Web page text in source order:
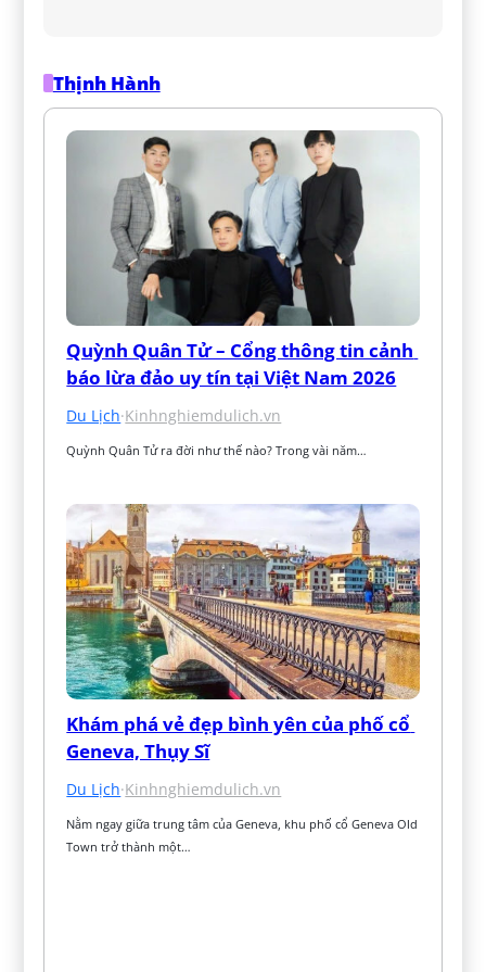
Thịnh Hành
Quỳnh Quân Tử – Cổng thông tin cảnh
báo lừa đảo uy tín tại Việt Nam 2026
Du Lịch·Kinhnghiemdulich.vn
Quỳnh Quân Tử ra đời như thế nào? Trong vài năm…
Khám phá vẻ đẹp bình yên của phố cổ
Geneva, Thụy Sĩ
Du Lịch·Kinhnghiemdulich.vn
Nằm ngay giữa trung tâm của Geneva, khu phố cổ Geneva Old
Town trở thành một…